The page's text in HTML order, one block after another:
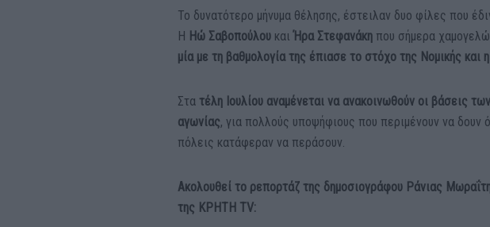
Το δυνατότερο μήνυμα θέλησης, έστειλαν δυο φίλες που
Η Ηώ Σαβοπούλου καιΉρα Στεφανάκη που σήμερα
μία με τη βαθμολογία της έπιασε το στόχο της Νομικής και
Στατέλη Ιουλίου αναμένεται να ανακοινωθούν οι βάσεις
αγωνίας, για πολλούς υποψήφιους που περιμένουν να
πόλεις κατάφεραν να περάσουν.
Ακολουθεί το ρεπορτάζ της δημοσιογράφου Ράνιας
της ΚΡΗΤΗ TV: